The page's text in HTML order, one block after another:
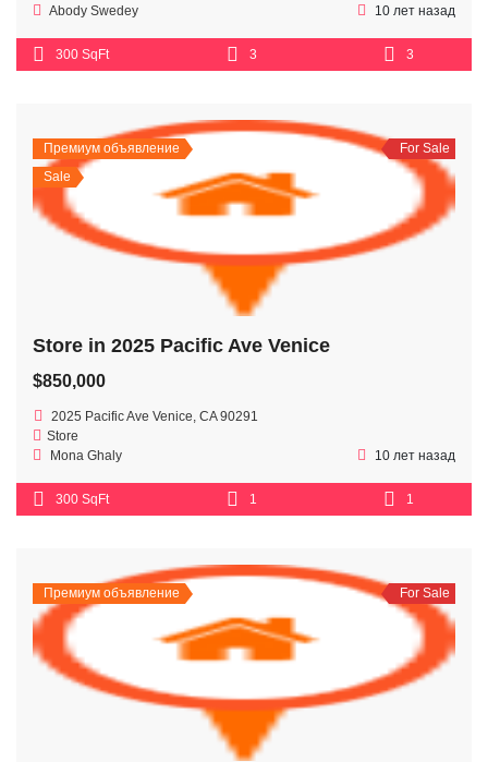
Abody Swedey
10 лет назад
300 SqFt 3 3
Премиум объявление
Sale
For Sale
Store in 2025 Pacific Ave Venice
$850,000
2025 Pacific Ave Venice, CA 90291
Store
Mona Ghaly
10 лет назад
300 SqFt 1 1
Премиум объявление For Sale